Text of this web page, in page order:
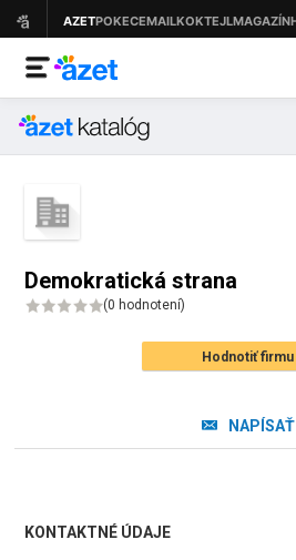
Demokratická strana
(0 hodnotení)
Hodnotiť firmu
NAPÍSAŤ
KONTAKTNÉ ÚDAJE